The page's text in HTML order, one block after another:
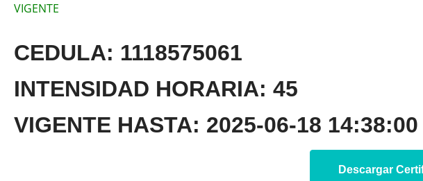
VIGENTE
CEDULA: 1118575061
INTENSIDAD HORARIA: 45
VIGENTE HASTA: 2025-06-18 14:38:00
Descargar